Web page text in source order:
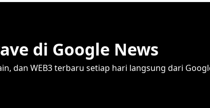
di Google News
dan WEB3 terbaru setiap hari langsung dari